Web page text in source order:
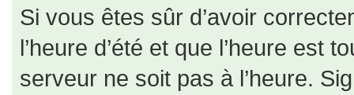
Si vous êtes sûr d’avoir
l’heure d’été et que l’heure est
serveur ne soit pas à l’heure.